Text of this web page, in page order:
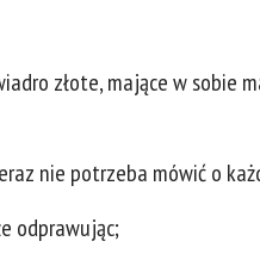
złote, mające w sobie
nie potrzeba mówić o
odprawując;